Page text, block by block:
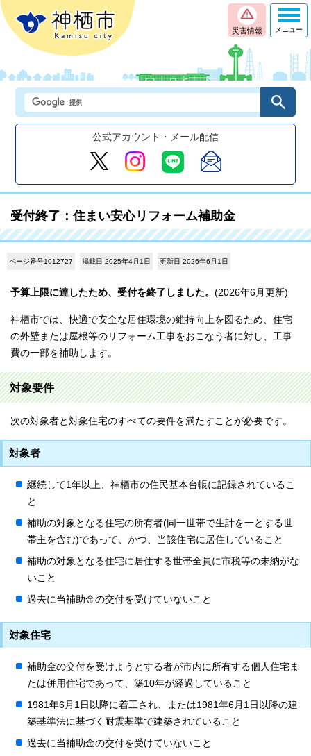
災害情報
公式アカウント・メール配信
メニュー
受付終了：住まい安心リフォーム補助金
ページ番号1012727 掲載日 2025年4月1日 更新日 2026年6月1日
予算上限に達したため、受付を終了しました。 (2026年6月更新)
神栖市では、快適で安全な居住環境の維持向上を図るため、住宅
の外壁または屋根等のリフォーム工事をおこなう者に対し、工事
費の一部を補助します。
対象要件
次の対象者と対象住宅のすべての要件を満たすことが必要です。
対象者
継続して1年以上、神栖市の住民基本台帳に記録されているこ
と
補助の対象となる住宅の所有者(同一世帯で生計を一とする世
帯主を含む)であって、かつ、当該住宅に居住していること
補助の対象となる住宅に居住する世帯全員に市税等の未納がな
いこと
過去に当補助金の交付を受けていないこと
対象住宅
補助金の交付を受けようとする者が市内に所有する個人住宅ま
たは併用住宅であって、築10年が経過していること
1981年6月1日以降に着工され、または1981年6月1日以降の建
築基準法に基づく耐震基準で建築されていること
過去に当補助金の交付を受けていないこと